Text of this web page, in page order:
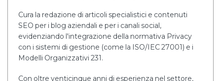
Cura la redazione di articoli specialistici e contenuti
SEO per i blog aziendali e per i canali social,
evidenziando l'integrazione della normativa Privacy
con i sistemi di gestione (come la ISO/IEC 27001) e i
Modelli Organizzativi 231.
Con oltre venticinque anni di esperienza nel settore,